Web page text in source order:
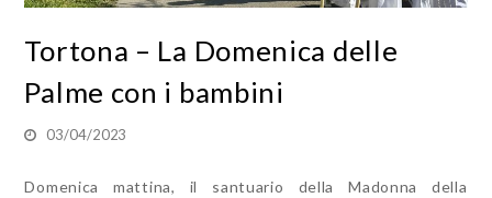
Tortona – La Domenica delle
Palme con i bambini
03/04/2023
Domenica mattina, il santuario della Madonna della